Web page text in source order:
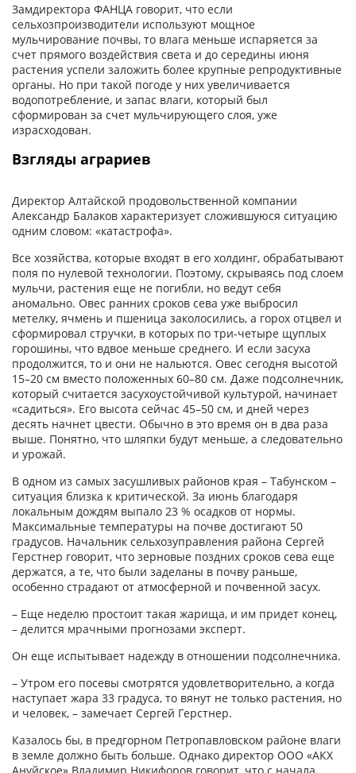
Замдиректора ФАНЦА говорит, что если
сельхозпроизводители используют мощное
мульчирование почвы, то влага меньше испаряется за
счет прямого воздействия света и до середины июня
растения успели заложить более крупные репродуктивные
органы. Но при такой погоде у них увеличивается
водопотребление, и запас влаги, который был
сформирован за счет мульчирующего слоя, уже
израсходован.
Взгляды аграриев
Директор Алтайской продовольственной компании
Александр Балаков характеризует сложившуюся ситуацию
одним словом: «катастрофа».
Все хозяйства, которые входят в его холдинг, обрабатывают
поля по нулевой технологии. Поэтому, скрываясь под слоем
мульчи, растения еще не погибли, но ведут себя
аномально. Овес ранних сроков сева уже выбросил
метелку, ячмень и пшеница заколосились, а горох отцвел и
сформировал стручки, в которых по три-четыре щуплых
горошины, что вдвое меньше среднего. И если засуха
продолжится, то и они не нальются. Овес сегодня высотой
15–20 см вместо положенных 60–80 см. Даже подсолнечник,
который считается засухоустойчивой культурой, начинает
«садиться». Его высота сейчас 45–50 см, и дней через
десять начнет цвести. Обычно в это время он в два раза
выше. Понятно, что шляпки будут меньше, а следовательно
и урожай.
В одном из самых засушливых районов края – Табунском –
ситуация близка к критической. За июнь благодаря
локальным дождям выпало 23 % осадков от нормы.
Максимальные температуры на почве достигают 50
градусов. Начальник сельхозуправления района Сергей
Герстнер говорит, что зерновые поздних сроков сева еще
держатся, а те, что были заделаны в почву раньше,
особенно страдают от атмосферной и почвенной засух.
– Еще неделю простоит такая жарища, и им придет конец,
– делится мрачными прогнозами эксперт.
Он еще испытывает надежду в отношении подсолнечника.
– Утром его посевы смотрятся удовлетворительно, а когда
наступает жара 33 градуса, то вянут не только растения, но
и человек, – замечает Сергей Герстнер.
Казалось бы, в предгорном Петропавловском районе влаги
в земле должно быть больше. Однако директор ООО «АКХ